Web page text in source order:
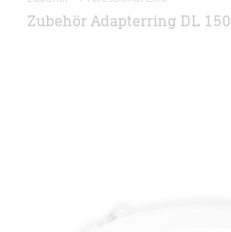
Zubehör Adapterring DL 150